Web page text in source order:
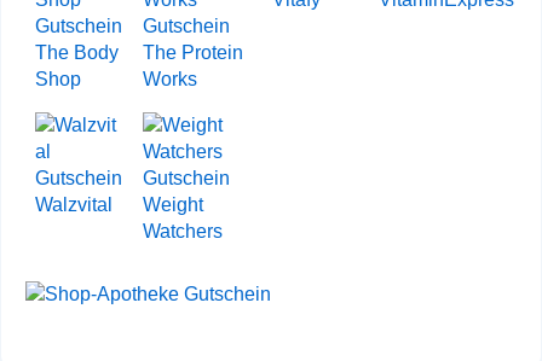
The Body
Shop
The Protein
Works
Walzvital
Weight
Watchers